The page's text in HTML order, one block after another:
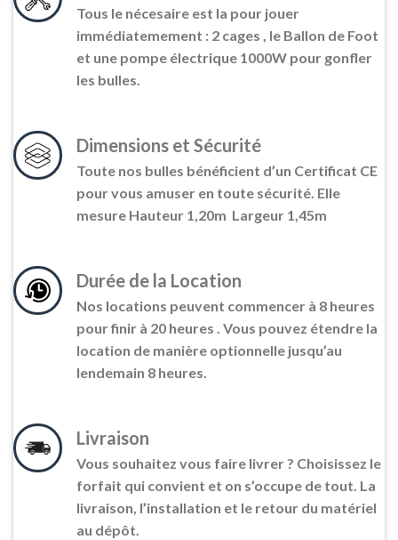
Tous le nécesaire est la pour jouer
immédiatemement : 2 cages , le Ballon de Foot
et une pompe électrique 1000W pour gonfler
les bulles.
Dimensions et Sécurité
Toute nos bulles bénéficient d’un Certificat CE
pour vous amuser en toute sécurité. Elle
mesure Hauteur 1,20m Largeur 1,45m
Durée de la Location
Nos locations peuvent commencer à 8 heures
pour finir à 20 heures . Vous pouvez étendre la
location de manière optionnelle jusqu’au
lendemain 8 heures.
Livraison
Vous souhaitez vous faire livrer ? Choisissez le
forfait qui convient et on s’occupe de tout. La
livraison, l’installation et le retour du matériel
au dépôt.